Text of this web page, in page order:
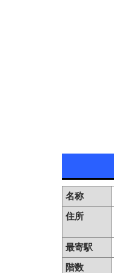
名称
住所
最寄駅
階数